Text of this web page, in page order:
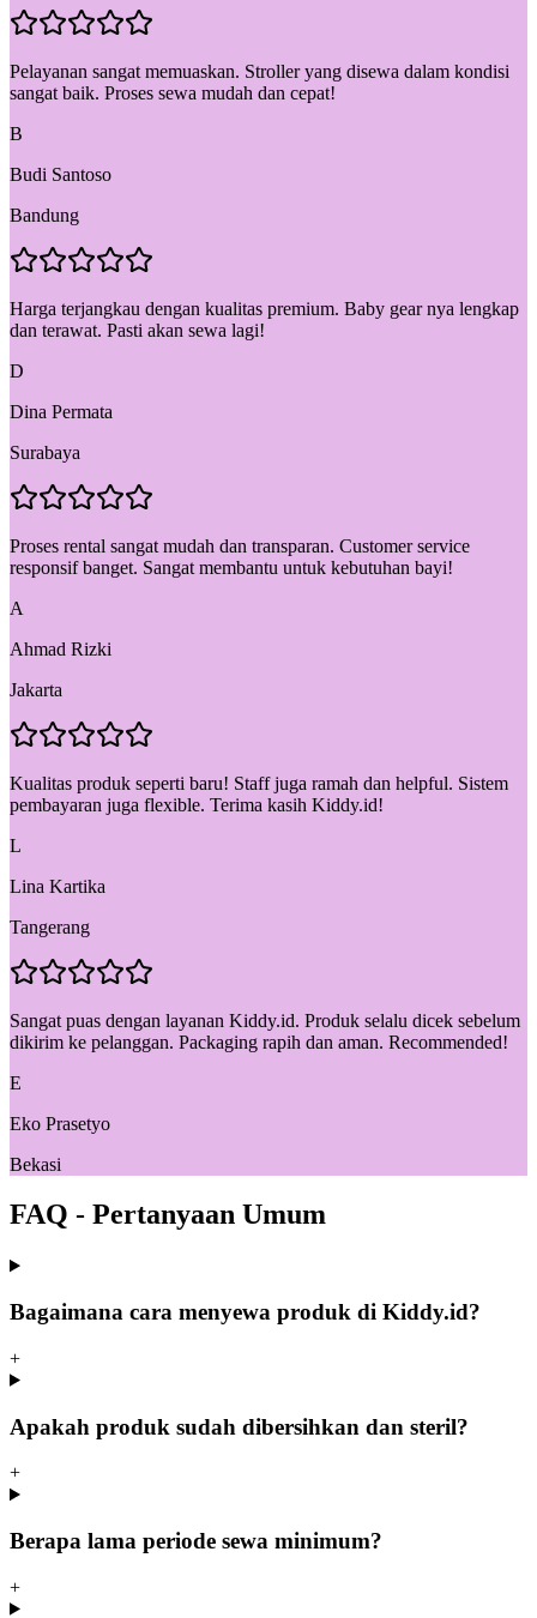
Pelayanan sangat memuaskan. Stroller yang disewa dalam kondisi
sangat baik. Proses sewa mudah dan cepat!
B
Budi Santoso
Bandung
Harga terjangkau dengan kualitas premium. Baby gear nya lengkap
dan terawat. Pasti akan sewa lagi!
D
Dina Permata
Surabaya
Proses rental sangat mudah dan transparan. Customer service
responsif banget. Sangat membantu untuk kebutuhan bayi!
A
Ahmad Rizki
Jakarta
Kualitas produk seperti baru! Staff juga ramah dan helpful. Sistem
pembayaran juga flexible. Terima kasih Kiddy.id!
L
Lina Kartika
Tangerang
Sangat puas dengan layanan Kiddy.id. Produk selalu dicek sebelum
dikirim ke pelanggan. Packaging rapih dan aman. Recommended!
E
Eko Prasetyo
Bekasi
FAQ - Pertanyaan Umum
Bagaimana cara menyewa produk di Kiddy.id?
+
Apakah produk sudah dibersihkan dan steril?
+
Berapa lama periode sewa minimum?
+